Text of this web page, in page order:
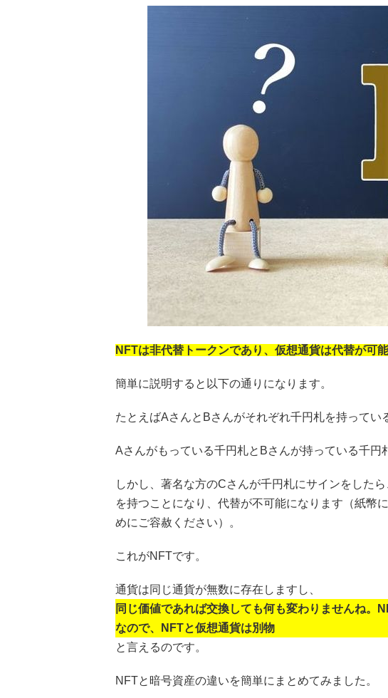
NFTは非代替トークンであり、仮想通貨は代替が可
簡単に説明すると以下の通りになります。
たとえばAさんとBさんがそれぞれ千円札を持ってい
Aさんがもっている千円札とBさんが持っている千円
しかし、著名な方のCさんが千円札にサインをした
を持つことになり、代替が不可能になります（紙幣
めにご容赦ください）。
これがNFTです。
通貨は同じ通貨が無数に存在しますし、
同じ価値であれば交換しても何も変わりませんね。
なので、NFTと仮想通貨は別物
と言えるのです。
NFTと暗号資産の違いを簡単にまとめてみました。